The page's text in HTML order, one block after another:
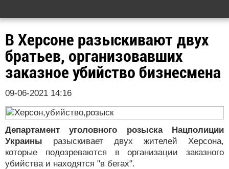
В Херсоне разыскивают двух
братьев, организовавших
заказное убийство бизнесмена
09-06-2021 14:16
Департамент уголовного розыска Нацполиции
Украины разыскивает двух жителей Херсона,
которые подозреваются в организации заказного
убийства и находятся "в бегах".